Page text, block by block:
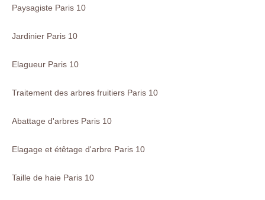
Paysagiste Paris 10
Jardinier Paris 10
Elagueur Paris 10
Traitement des arbres fruitiers Paris 10
Abattage d'arbres Paris 10
Elagage et étêtage d'arbre Paris 10
Taille de haie Paris 10